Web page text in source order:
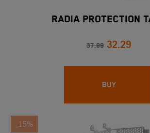
RADIA PROTECTION
37.99 32.29
BUY
-15%